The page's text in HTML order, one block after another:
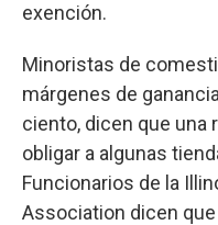
exención.
Minoristas de
márgenes de
ciento, dicen que una
obligar a algunas
Funcionarios de la
Association dicen